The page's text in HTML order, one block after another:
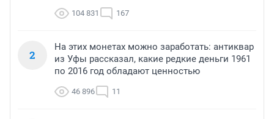
104 831 167
2
На этих монетах можно заработать: антиквар
из Уфы рассказал, какие редкие деньги 1961
по 2016 год обладают ценностью
46 896 11